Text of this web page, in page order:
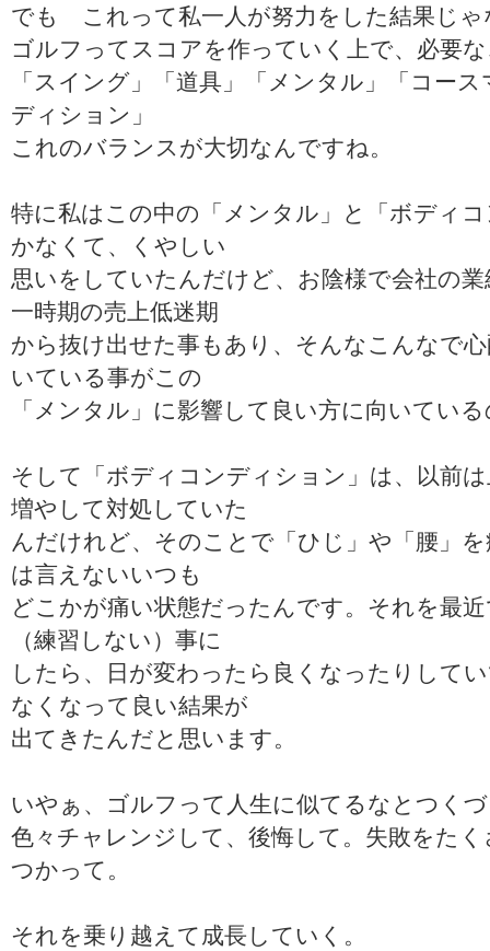
でも これって私一人が努力をした結果じゃ
ゴルフってスコアを作っていく上で、必要
「スイング」「道具」「メンタル」「コー
ディション」
これのバランスが大切なんですね。
特に私はこの中の「メンタル」と「ボディ
かなくて、くやしい
思いをしていたんだけど、お陰様で会社の
一時期の売上低迷期
から抜け出せた事もあり、そんなこんなで
いている事がこの
「メンタル」に影響して良い方に向いてい
そして「ボディコンディション」は、以前
増やして対処していた
んだけれど、そのことで「ひじ」や「腰」
は言えないいつも
どこかが痛い状態だったんです。それを最
（練習しない）事に
したら、日が変わったら良くなったりして
なくなって良い結果が
出てきたんだと思います。
いやぁ、ゴルフって人生に似てるなとつく
色々チャレンジして、後悔して。失敗をた
つかって。
それを乗り越えて成長していく。